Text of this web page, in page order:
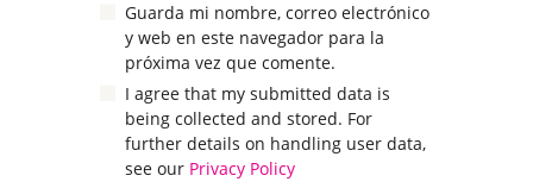
Guarda mi nombre, correo electrónico
y web en este navegador para la
próxima vez que comente.
I agree that my submitted data is
being collected and stored. For
further details on handling user data,
see our Privacy Policy